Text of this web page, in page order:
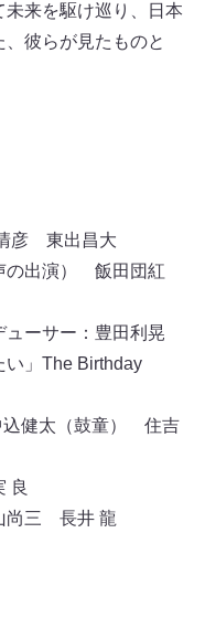
来を駆け巡り、日本
彼らが見たものと
彦 東出昌大
の出演） 飯田団紅
ーサー：豊田利晃
い」The Birthday
健太（鼓童） 住吉
良
尚三 長井 龍